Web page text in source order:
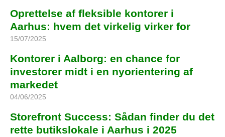
Oprettelse af fleksible kontorer i
Aarhus: hvem det virkelig virker for
15/07/2025
Kontorer i Aalborg: en chance for
investorer midt i en nyorientering af
markedet
04/06/2025
Storefront Success: Sådan finder du det
rette butikslokale i Aarhus i 2025